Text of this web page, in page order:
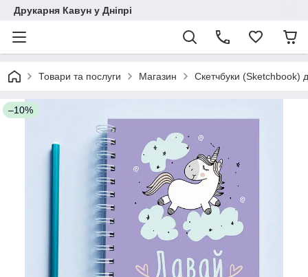
Друкарня Кавун у Дніпрі
Товари та послуги Магазин Скетчбуки (Sketchbook)
–10%